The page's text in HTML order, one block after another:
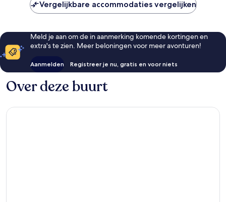
Vergelijkbare accommodaties vergelijken
Meld je aan om de in aanmerking komende kortingen en
extra's te zien. Meer beloningen voor meer avonturen!
Aanmelden Registreer je nu, gratis en voor niets
Over deze buurt